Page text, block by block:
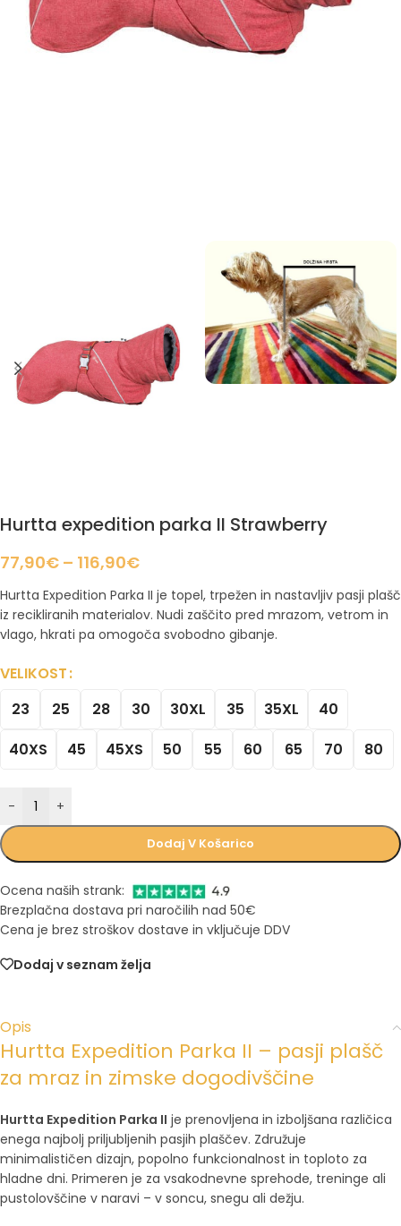
Hurtta expedition parka II Strawberry
77,90€ – 116,90€
Hurtta Expedition Parka II je topel, trpežen in nastavljiv pasji plašč
iz recikliranih materialov. Nudi zaščito pred mrazom, vetrom in
vlago, hkrati pa omogoča svobodno gibanje.
VELIKOST
23
25 28 30 30XL 35 35XL
40
40XS
45 45XS 50 55 60 65 70 80
- +
Dodaj V Košarico
Ocena naših strank:
Brezplačna dostava pri naročilih nad 50€
Cena je brez stroškov dostave in vključuje DDV
Dodaj v seznam želja
Opis
Hurtta Expedition Parka II – pasji plašč
za mraz in zimske dogodivščine
Hurtta Expedition Parka II je prenovljena in izboljšana različica
enega najbolj priljubljenih pasjih plaščev. Združuje
minimalističen dizajn, popolno funkcionalnost in toploto za
hladne dni. Primeren je za vsakodnevne sprehode, treninge ali
pustolovščine v naravi – v soncu, snegu ali dežju.